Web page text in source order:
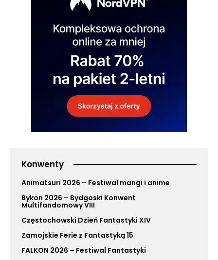
Konwenty
Animatsuri 2026 – Festiwal mangi i anime
Bykon 2026 – Bydgoski Konwent
Multifandomowy VIII
Częstochowski Dzień Fantastyki XIV
Zamojskie Ferie z Fantastyką 15
FALKON 2026 – Festiwal Fantastyki